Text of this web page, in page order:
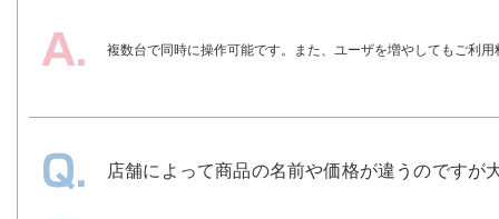
複数台で同時に操作可能です。また、ユーザを増やしてもご利
店舗によって商品の名前や価格が違うのですが